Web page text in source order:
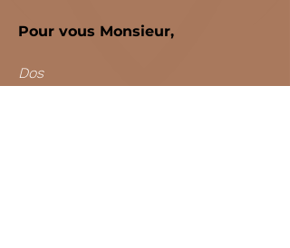
Pour vous Monsieur,
Dos